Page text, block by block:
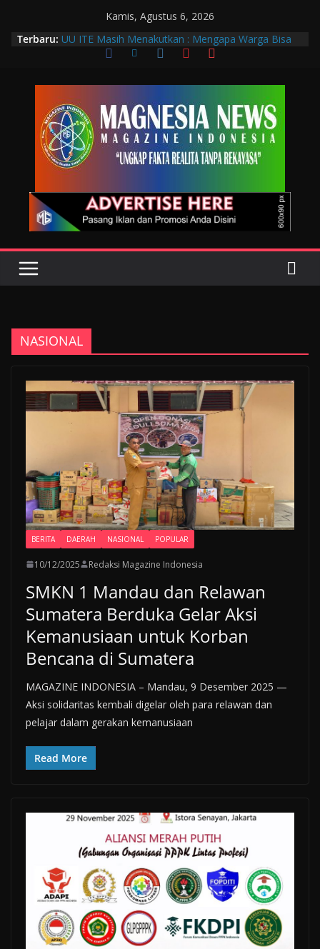
Kamis, Agustus 6, 2026
Terbaru: UU ITE Masih Menakutkan : Mengapa Warga Bisa
Dipidana Hanya karena Bicara?
Momentum Penguatan Profesi dan Transformasi
Digital
Wakil Wali Kota Bandung Hadiri Muscab VIII PTGMI
Kota Bandung, Dorong Penguatan Kompetensi
Terapis Gigi dan Mulut
Langkah Awal Deteksi Dini Penyakit, Kenali Peran
Tenaga Teknologi Laboratorium Medik
Sebenarnya Sedang Melindungi Siapa?
NASIONAL
BERITA DAERAH NASIONAL POPULAR
10/12/2025 Redaksi Magazine Indonesia
SMKN 1 Mandau dan Relawan
Sumatera Berduka Gelar Aksi
Kemanusiaan untuk Korban
Bencana di Sumatera
MAGAZINE INDONESIA – Mandau, 9 Desember 2025 —
Aksi solidaritas kembali digelar oleh para relawan dan
pelajar dalam gerakan kemanusiaan
Read More